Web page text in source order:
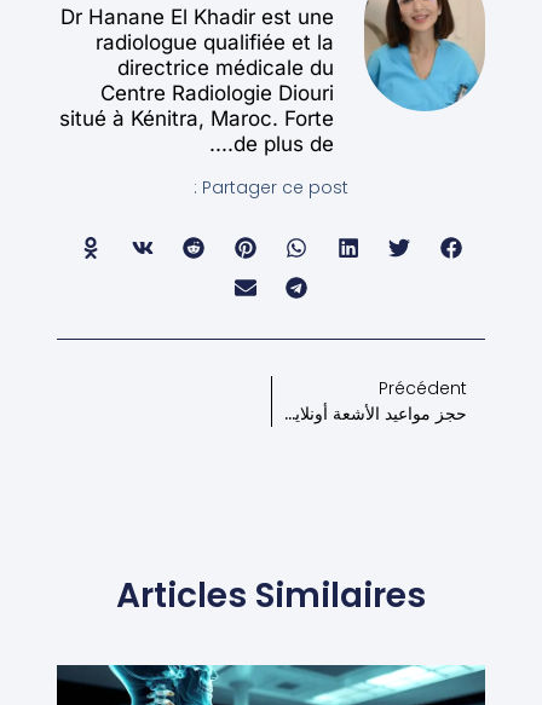
Dr Hanane El Khadir est une
radiologue qualifiée et la
directrice médicale du
Centre Radiologie Diouri
situé à Kénitra, Maroc. Forte
de plus de....
Partager ce post :
Précédent
حجز مواعيد الأشعة أونلاين والتقارير السريعة في مركز ديوري
Articles Similaires